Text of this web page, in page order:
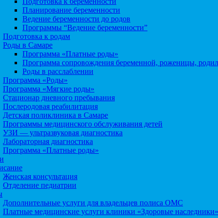
Планирование беременности
Ведение беременности до родов
Программы “Ведение беременности”
Подготовка к родам
Роды в Самаре
Программа «Платные роды»
Программа сопровождения беременной, роженицы,
Роды в расслаблении
Программа «Роды»
Программа «Мягкие роды»
Стационар дневного пребывания
Послеродовая реабилитация
Детская поликлиника в Самаре
Программы медицинского обслуживания детей
УЗИ — ультразвуковая диагностика
Лабораторная диагностика
Программа «Платные роды»
Женская консультация
Отделение педиатрии
Дополнительные услуги для владельцев полиса ОМС
Платные медицинские услуги клиники «Здоровые наследники»